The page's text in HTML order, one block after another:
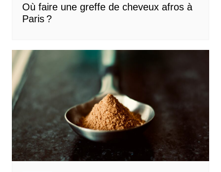
Où faire une greffe de cheveux afros à
Paris ?